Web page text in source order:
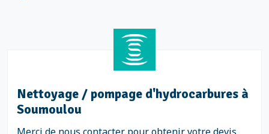
Nettoyage / pompage d'hydrocarbures à
Soumoulou